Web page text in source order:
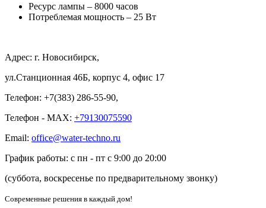
Ресурс лампы – 8000 часов
Потреблемая мощность – 25 Вт
Адрес: г. Новосибирск,
ул.Станционная 46Б, корпус 4, офис 17
Телефон: +7(383) 286-55-90,
Телефон - MAX: +79130075590
Email: office@water-techno.ru
График работы: с пн - пт с 9:00 до 20:00
(суббота, воскресенье по предварительному звонку)
Современные решения в каждый дом!